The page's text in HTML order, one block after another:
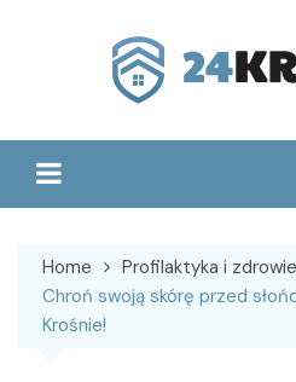
Home
Profilaktyka i zdrowie
Chroń swoją skórę przed
Krośnie!